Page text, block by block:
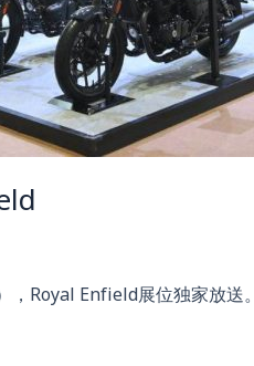
Royal Enfield展位独家放送。